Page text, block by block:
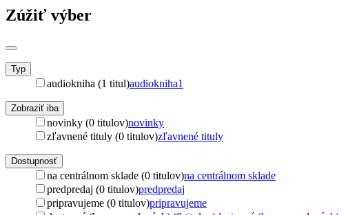
Zúžiť výber
Typ
audiokniha (1 titul)audiokniha1
Zobraziť iba
novinky (0 titulov)novinky
zľavnené tituly (0 titulov)zľavnené tituly
Dostupnosť
na centrálnom sklade (0 titulov)na centrálnom sklade
predpredaj (0 titulov)predpredaj
pripravujeme (0 titulov)pripravujeme